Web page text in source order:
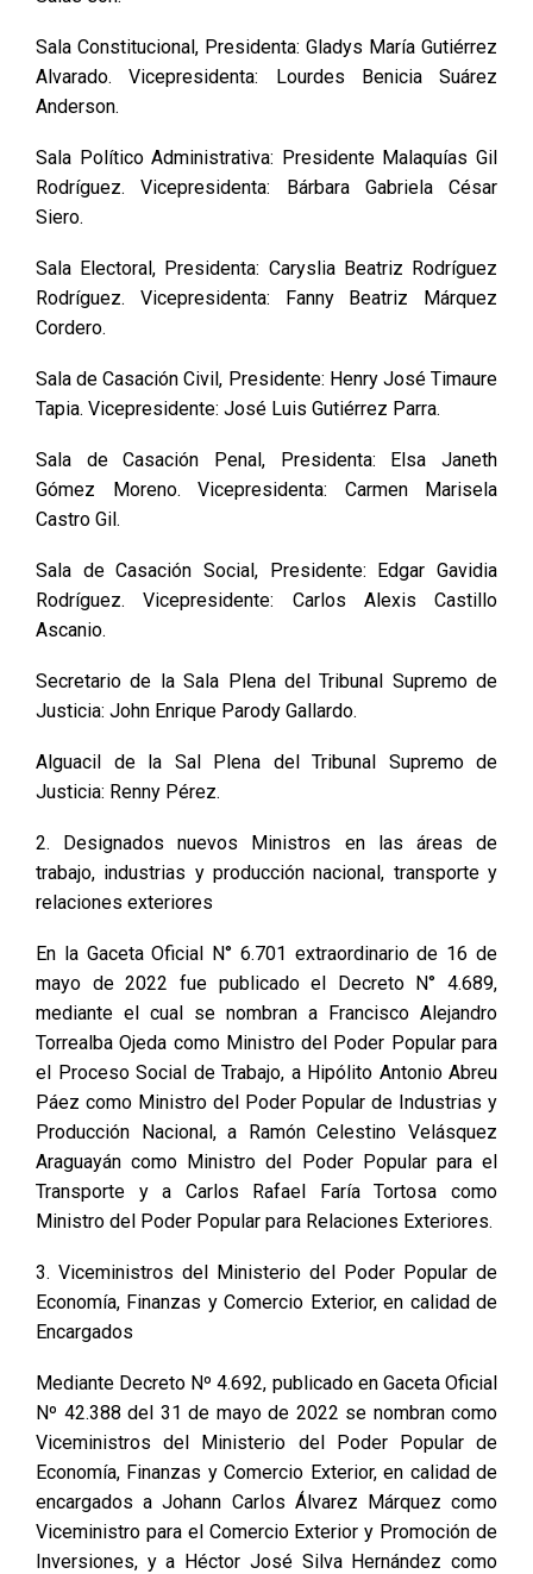
Sala Constitucional, Presidenta: Gladys María Gutiérrez
Alvarado. Vicepresidenta: Lourdes Benicia Suárez
Anderson.
Sala Político Administrativa: Presidente Malaquías Gil
Rodríguez. Vicepresidenta: Bárbara Gabriela César
Siero.
Sala Electoral, Presidenta: Caryslia Beatriz Rodríguez
Rodríguez. Vicepresidenta: Fanny Beatriz Márquez
Cordero.
Sala de Casación Civil, Presidente: Henry José Timaure
Tapia. Vicepresidente: José Luis Gutiérrez Parra.
Sala de Casación Penal, Presidenta: Elsa Janeth
Gómez Moreno. Vicepresidenta: Carmen Marisela
Castro Gil.
Sala de Casación Social, Presidente: Edgar Gavidia
Rodríguez. Vicepresidente: Carlos Alexis Castillo
Ascanio.
Secretario de la Sala Plena del Tribunal Supremo de
Justicia: John Enrique Parody Gallardo.
Alguacil de la Sal Plena del Tribunal Supremo de
Justicia: Renny Pérez.
2. Designados nuevos Ministros en las áreas de
trabajo, industrias y producción nacional, transporte y
relaciones exteriores
En la Gaceta Oficial N° 6.701 extraordinario de 16 de
mayo de 2022 fue publicado el Decreto N° 4.689,
mediante el cual se nombran a Francisco Alejandro
Torrealba Ojeda como Ministro del Poder Popular para
el Proceso Social de Trabajo, a Hipólito Antonio Abreu
Páez como Ministro del Poder Popular de Industrias y
Producción Nacional, a Ramón Celestino Velásquez
Araguayán como Ministro del Poder Popular para el
Transporte y a Carlos Rafael Faría Tortosa como
Ministro del Poder Popular para Relaciones Exteriores.
3. Viceministros del Ministerio del Poder Popular de
Economía, Finanzas y Comercio Exterior, en calidad de
Encargados
Mediante Decreto Nº 4.692, publicado en Gaceta Oficial
Nº 42.388 del 31 de mayo de 2022 se nombran como
Viceministros del Ministerio del Poder Popular de
Economía, Finanzas y Comercio Exterior, en calidad de
encargados a Johann Carlos Álvarez Márquez como
Viceministro para el Comercio Exterior y Promoción de
Inversiones, y a Héctor José Silva Hernández como